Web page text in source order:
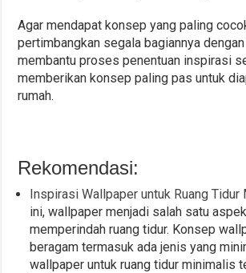
Agar mendapat konsep yang paling
pertimbangkan segala bagiannya
membantu proses penentuan inspirasi
memberikan konsep paling pas untuk
rumah.
Rekomendasi:
Inspirasi Wallpaper untuk Ruang Tidur
ini, wallpaper menjadi salah satu
memperindah ruang tidur. Konsep
beragam termasuk ada jenis yang
wallpaper untuk ruang tidur minimalis